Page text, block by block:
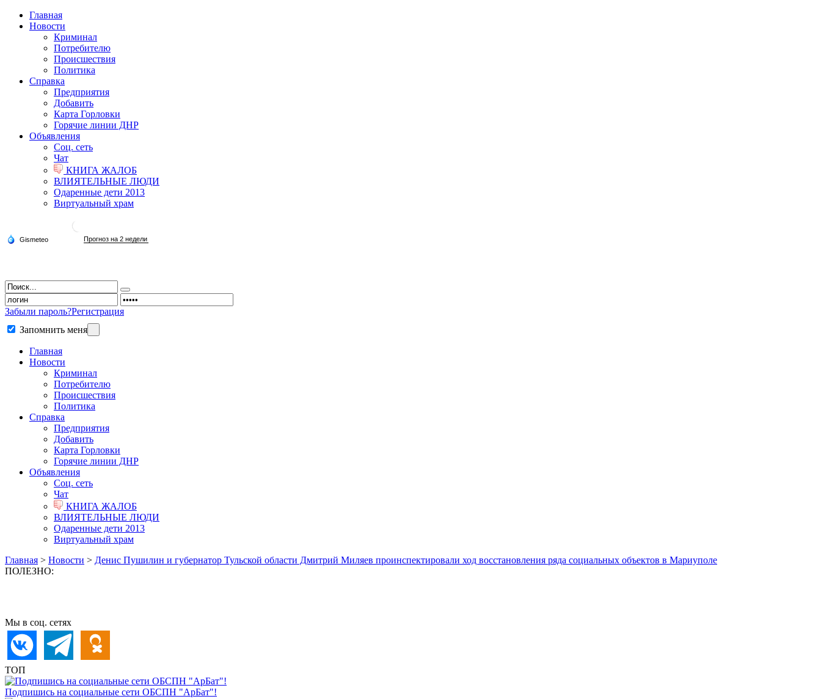
Главная
Новости
Криминал
Потребителю
Происшествия
Политика
Справка
Предприятия
Добавить
Карта Горловки
Горячие линии ДНР
Объявления
Соц. сеть
Чат
КНИГА ЖАЛОБ
ВЛИЯТЕЛЬНЫЕ ЛЮДИ
Одаренные дети 2013
Виртуальный храм
Забыли пароль?Регистрация
Запомнить меня
Главная
Новости
Криминал
Потребителю
Происшествия
Политика
Справка
Предприятия
Добавить
Карта Горловки
Горячие линии ДНР
Объявления
Соц. сеть
Чат
КНИГА ЖАЛОБ
ВЛИЯТЕЛЬНЫЕ ЛЮДИ
Одаренные дети 2013
Виртуальный храм
Главная > Новости > Денис Пушилин и губернатор Тульской области Дмитрий Миляев проинспектировали ход восстановления ряда социальных объектов в Мариуполе
ПОЛЕЗНО:
Мы в соц. сетях
ТОП
Подпишись на социальные сети ОБСПН "АрБат"!